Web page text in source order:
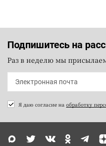
Подпишитесь на
Раз в неделю мы
Я даю согласие на обработку